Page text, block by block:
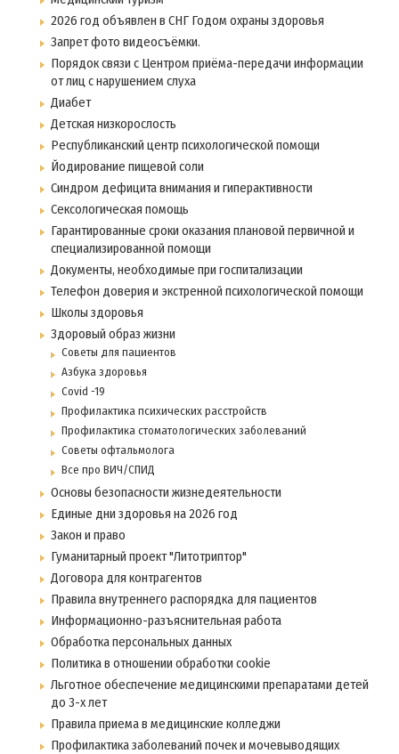
2026 год объявлен в СНГ Годом охраны здоровья
Запрет фото видеосъёмки.
Порядок связи с Центром приёма-передачи информации
от лиц с нарушением слуха
Диабет
Детская низкорослость
Республиканский центр психологической помощи
Йодирование пищевой соли
Синдром дефицита внимания и гиперактивности
Сексологическая помощь
Гарантированные сроки оказания плановой первичной и
специализированной помощи
Документы, необходимые при госпитализации
Телефон доверия и экстренной психологической помощи
Школы здоровья
Здоровый образ жизни
Советы для пациентов
Азбука здоровья
Covid -19
Профилактика психических расстройств
Профилактика стоматологических заболеваний
Советы офтальмолога
Все про ВИЧ/СПИД
Основы безопасности жизнедеятельности
Единые дни здоровья на 2026 год
Закон и право
Гуманитарный проект "Литотриптор"
Договора для контрагентов
Правила внутреннего распорядка для пациентов
Информационно-разъяснительная работа
Обработка персональных данных
Политика в отношении обработки cookie
Льготное обеспечение медицинскими препаратами детей
до 3-х лет
Правила приема в медицинские колледжи
Профилактика заболеваний почек и мочевыводящих